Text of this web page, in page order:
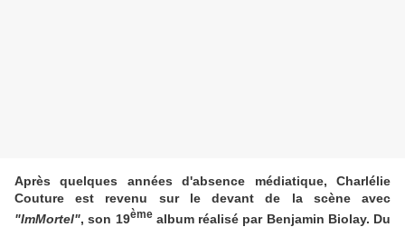
Après quelques années d'absence médiatique, Charlélie
Couture est revenu sur le devant de la scène avec
"ImMortel", son 19èmealbum réalisé par Benjamin Biolay. Du